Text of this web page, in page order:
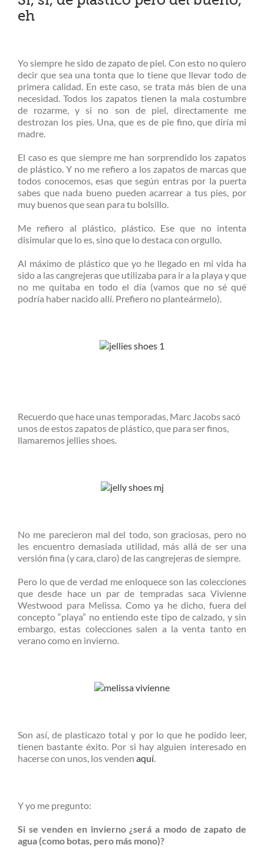
eh
Yo siempre he sido de zapato de piel. Con esto no quiero
decir que sea una tonta que lo tiene que llevar todo de
primera calidad. En este caso, se trata más bien de una
necesidad. Todos los zapatos tienen la mala costumbre
de rozarme, y si no son de piel, directamente me
destrozan los pies. Una, que es de pie fino, que diría mi
madre.
El caso es que siempre me han sorprendido los zapatos
de plástico. Y no me refiero a los zapatos de marcas que
todos conocemos, esas que según entras por la puerta
sabes que nada bueno pueden acarrear a tus pies, por
muy buenos que sean para tu bolsillo.
Me refiero al plástico, plástico. Ese que no intenta
disimular que lo es, sino que lo destaca con orgullo.
Al máximo de plástico que yo he llegado en mi vida ha
sido a las cangrejeras que utilizaba para ir a la playa y que
no me quitaba en todo el día (vamos que no sé qué
podría haber nacido allí. Prefiero no planteármelo).
Recuerdo que hace unas temporadas, Marc Jacobs sacó
unos de estos zapatos de plástico, que para ser finos,
llamaremos jellies shoes.
No me parecieron mal del todo, son graciosas, pero no
les encuentro demasiada utilidad, más allá de ser una
versión fina (y cara, claro) de las cangrejeras de siempre.
Pero lo que de verdad me enloquece son las colecciones
que desde hace un par de tempradas saca Vivienne
Westwood para Melissa. Como ya he dicho, fuera del
concepto “playa” no entiendo este tipo de calzado, y sin
embargo, estas colecciones salen a la venta tanto en
verano como en invierno.
Son así, de plasticazo total y por lo que he podido leer,
tienen bastante éxito. Por si hay alguien interesado en
hacerse con unos, los venden aquí.
Y yo me pregunto:
Si se venden en invierno ¿será a modo de zapato de
agua (como botas, pero más mono)?